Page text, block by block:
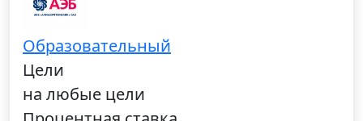
Образовательный
Цели
на любые цели